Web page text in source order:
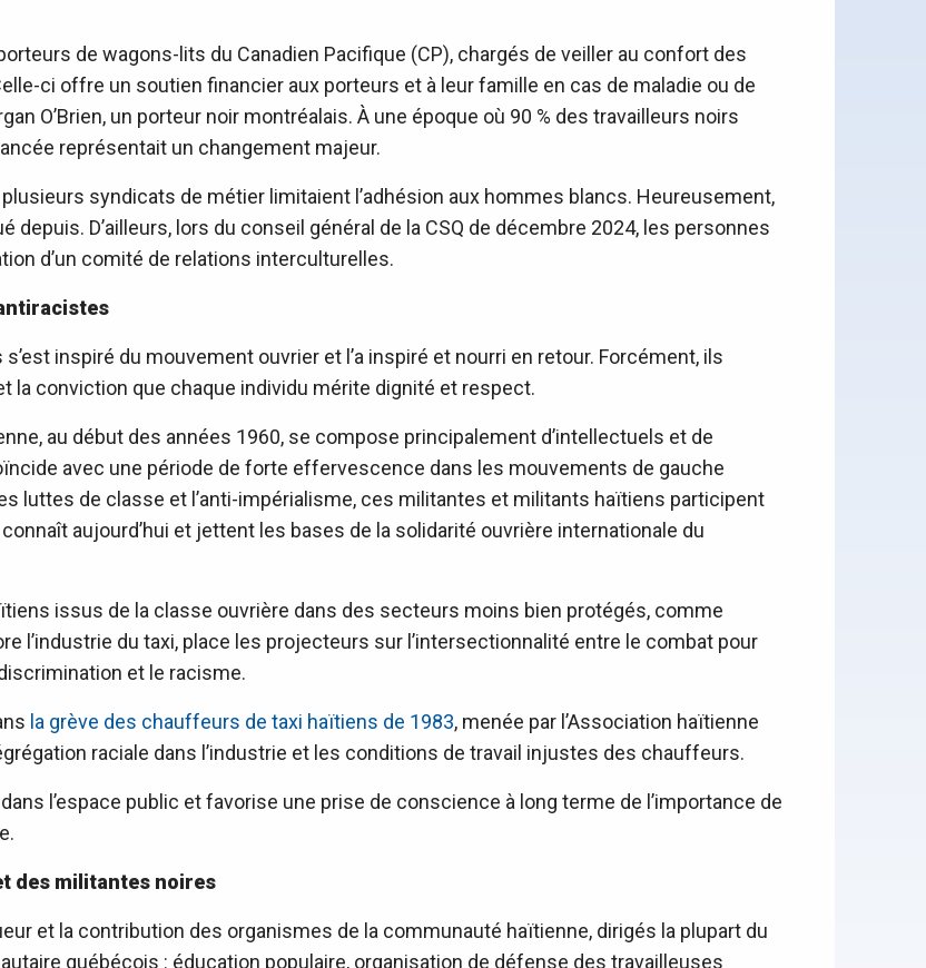
de wagons-lits du Canadien Pacifique (CP), chargés de veiller au confort des
ci offre un soutien financier aux porteurs et à leur famille en cas de maladie ou de
O’Brien, un porteur noir montréalais. À une époque où 90 % des travailleurs noirs
représentait un changement majeur.
syndicats de métier limitaient l’adhésion aux hommes blancs. Heureusement,
D’ailleurs, lors du conseil général de la CSQ de décembre 2024, les personnes
d’un comité de relations interculturelles.
inspiré du mouvement ouvrier et l’a inspiré et nourri en retour. Forcément, ils
la conviction que chaque individu mérite dignité et respect.
au début des années 1960, se compose principalement d’intellectuels et de
avec une période de forte effervescence dans les mouvements de gauche
luttes de classe et l’anti-impérialisme, ces militantes et militants haïtiens participent
aujourd’hui et jettent les bases de la solidarité ouvrière internationale du
issus de la classe ouvrière dans des secteurs moins bien protégés, comme
l’industrie du taxi, place les projecteurs sur l’intersectionnalité entre le combat pour
et le racisme.
la grève des chauffeurs de taxi haïtiens de 1983, menée par l’Association haïtienne
raciale dans l’industrie et les conditions de travail injustes des chauffeurs.
l’espace public et favorise une prise de conscience à long terme de l’importance de
des militantes noires
et la contribution des organismes de la communauté haïtienne, dirigés la plupart du
québécois : éducation populaire, organisation de défense des travailleuses